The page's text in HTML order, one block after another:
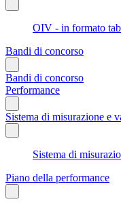
OIV - in formato
Bandi di concorso
Bandi di concorso
Performance
Sistema di misurazione e
Sistema di
Piano della performance